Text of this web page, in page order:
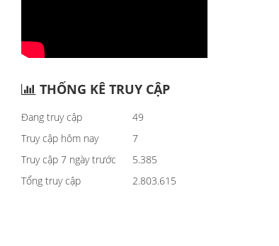
THỐNG KÊ TRUY CẬP
Đang truy cập
49
Truy cập hôm nay
7
Truy cập 7 ngày trước
5.385
Tổng truy cập
2.803.615